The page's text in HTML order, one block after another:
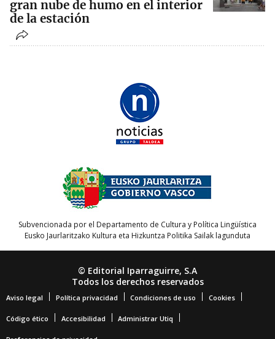
gran nube de humo en el interior
de la estación
Subvencionada por el Departamento de Cultura y Política Lingüística
Eusko Jaurlaritzako Kultura eta Hizkuntza Politika Sailak lagunduta
© Editorial Iparraguirre, S.A
Todos los derechos reservados
Aviso legal Política privacidad Condiciones de uso Cookies
Código ético Accesibilidad Administrar Utiq